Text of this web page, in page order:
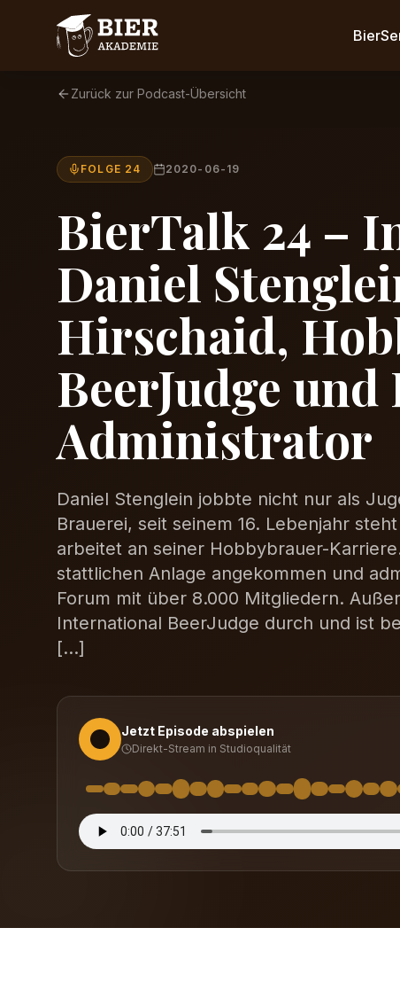
Zurück zur Podcast-Übersicht
FOLGE 24 2020-06-19
BierTalk 24 –
Daniel
Hirschaid,
BeerJudge und
Administrator
Daniel Stenglein jobbte nicht nur als
Brauerei, seit seinem 16. Lebenjahr
arbeitet an seiner Hobbybrauer-
stattlichen Anlage angekommen und
Forum mit über 8.000 Mitgliedern.
International BeerJudge durch und ist
[…]
Jetzt Episode abspielen
Direkt-Stream in Studioqualität